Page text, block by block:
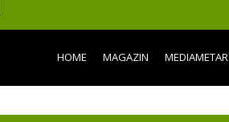
content
HOME MAGAZIN MEDIAMETAR